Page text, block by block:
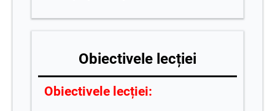
Obiectivele lecției
Obiectivele lecției: